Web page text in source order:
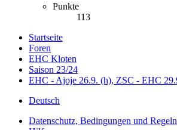
Punkte
113
Startseite
Foren
EHC Kloten
Saison 23/24
EHC - Ajoje 26.9. (h), ZSC - EHC
Deutsch
Datenschutz, Bedingungen und Regeln